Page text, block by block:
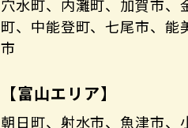
穴水町、内灘町、加賀市
町、中能登町、七尾市、
市
【富山エリア】
朝日町、射水市、魚津市